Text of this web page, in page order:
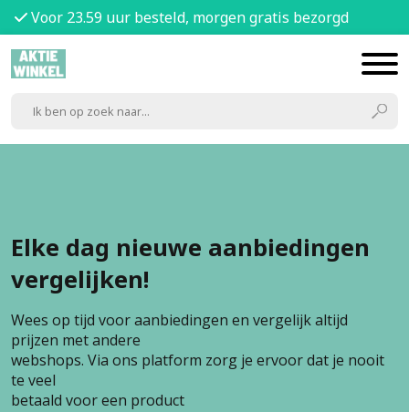
Voor 23.59 uur besteld, morgen gratis bezorgd
Elke dag nieuwe aanbiedingen
vergelijken!
Wees op tijd voor aanbiedingen en vergelijk altijd
prijzen met andere
webshops. Via ons platform zorg je ervoor dat je nooit
te veel
betaald voor een product